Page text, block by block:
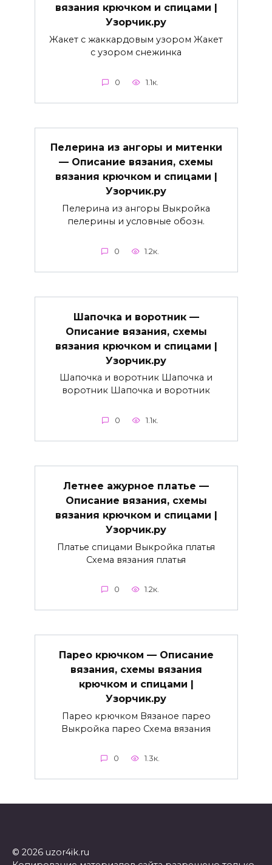
вязания крючком и спицами |
Узорчик.ру
Жакет с жаккардовым узором Жакет
с узором снежинка
0 1.1к.
Пелерина из ангоры и митенки
— Описание вязания, схемы
вязания крючком и спицами |
Узорчик.ру
Пелерина из ангоры Выкройка
пелерины и условные обозн.
0 1.2к.
Шапочка и воротник —
Описание вязания, схемы
вязания крючком и спицами |
Узорчик.ру
Шапочка и воротник Шапочка и
воротник Шапочка и воротник
0 1.1к.
Летнее ажурное платье —
Описание вязания, схемы
вязания крючком и спицами |
Узорчик.ру
Платье спицами Выкройка платья
Схема вязания платья
0 1.2к.
Парео крючком — Описание
вязания, схемы вязания
крючком и спицами |
Узорчик.ру
Парео крючком Вязаное парео
Выкройка парео Схема вязания
0 1.3к.
© 2026 uzor4ik.ru